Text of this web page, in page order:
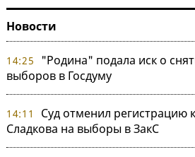
Новости
14:25
"Родина" подала иск о
выборов в Госдуму
14:11
Суд отменил регистрацию
Сладкова на выборы в ЗакС